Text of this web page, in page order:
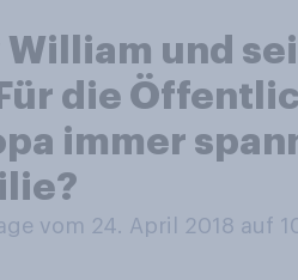
und
die
immer
vom 24. April 2018 auf